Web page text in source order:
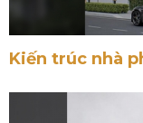
Kiến trúc nhà